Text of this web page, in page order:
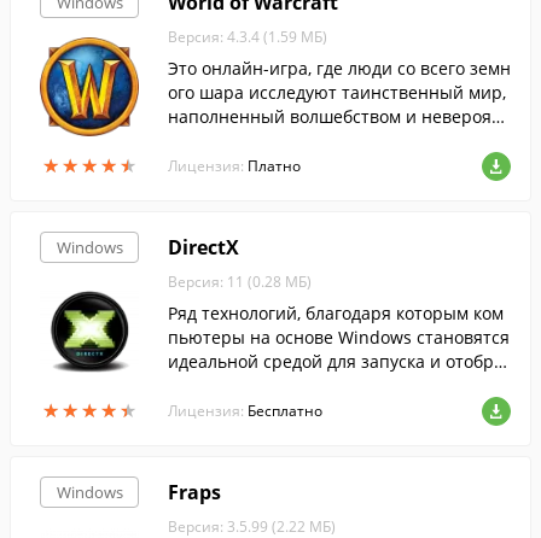
★★★★★
★★★★★
Версия: 4.3.4 (1.59 МБ)
Это онлайн-игра, где люди со всего земн
ого шара исследуют таинственный мир,
наполненный волшебством и невероятн
ый может стать героем.
Лицензия: Платно
Windows
★★★★★
★★★★★
DirectX
Версия: 11 (0.28 МБ)
Ряд технологий, благодаря которым ком
пьютеры на основе Windows становятся
идеальной средой для запуска и отобра
и мультимедиа....
Лицензия: Бесплатно
Windows Fraps
Версия: 3.5.99 (2.22 МБ)